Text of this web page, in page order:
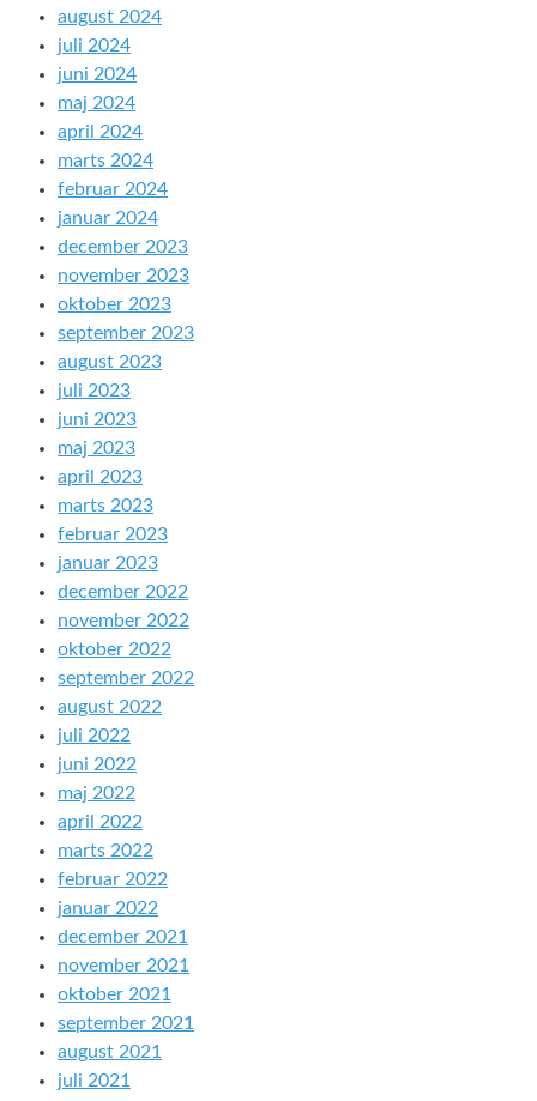
august 2024
juli 2024
juni 2024
maj 2024
april 2024
marts 2024
februar 2024
januar 2024
december 2023
november 2023
oktober 2023
september 2023
august 2023
juli 2023
juni 2023
maj 2023
april 2023
marts 2023
februar 2023
januar 2023
december 2022
november 2022
oktober 2022
september 2022
august 2022
juli 2022
juni 2022
maj 2022
april 2022
marts 2022
februar 2022
januar 2022
december 2021
november 2021
oktober 2021
september 2021
august 2021
juli 2021